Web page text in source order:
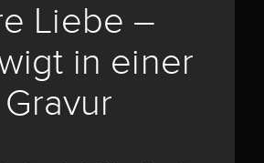
Liebe –
in einer
Gravur